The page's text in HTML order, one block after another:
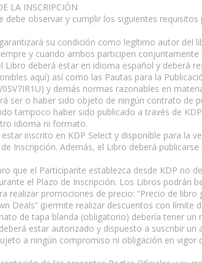
LA INSCRIPCIÓN
debe observar y cumplir los siguientes
su condición como legítimo autor del
y cuando ambos participen conjuntamente
Libro deberá estar en idioma español y deberá
aquí) así como las Pautas para la
y demás normas razonables en
ser o haber sido objeto de ningún contrato de
tampoco haber sido publicado a través de
idioma ni formato.
estar inscrito en KDP Select y disponible para la
Inscripción. Además, el Libro deberá
que el Participante establezca desde KDP no
el Plazo de Inscripción. Los Libros podrán
realizar promociones de precio: “Precio de
Deals” (permite realizar descuentos con
de tapa blanda (obligatorio) debería tener un
estar autorizado y dispuesto a suscribir
a ningún compromiso ni obligación en vigor